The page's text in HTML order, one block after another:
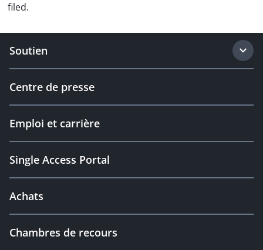
filed.
Soutien
Centre de presse
Emploi et carrière
Single Access Portal
Achats
Chambres de recours